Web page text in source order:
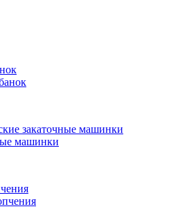
закаточные машинки
машинки